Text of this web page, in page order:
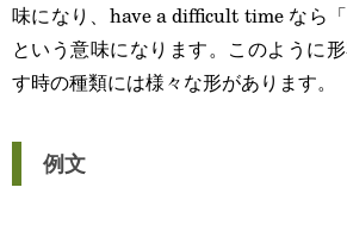
味になり、have a difficult time なら「
という意味になります。このように
す時の種類には様々な形があります。
例文